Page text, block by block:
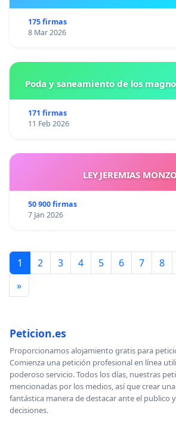
175 firmas
8 Mar 2026
Poda y saneamiento de los
171 firmas
11 Feb 2026
LEY JEREMIAS
50 900 firmas
7 Jan 2026
1 2 3 4 5 6 7 8
»
Peticion.es
Proporcionamos alojamiento gratis para
Comienza una petición profesional en línea
poderoso servicio. Todos los días, nuestras
mencionadas por los medios, así que crear
fantástica manera de destacar ante el publico
decisiones.